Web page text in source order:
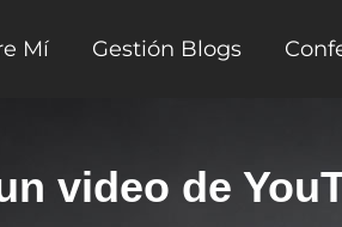
Mí Gestión Blogs
video de